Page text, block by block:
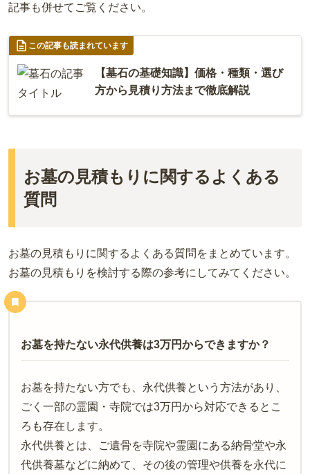
記事も併せてご覧ください。
この記事も読まれています
【墓石の基礎知識】価格・種類・選び
方から見積り方法まで徹底解説
お墓の見積もりに関するよくある
質問
お墓の見積もりに関するよくある質問をまとめています。
お墓の見積もりを検討する際の参考にしてみてください。
お墓を持たない永代供養は3万円からできますか？
お墓を持たない方でも、永代供養という方法があり、
ごく一部の霊園・寺院では3万円から対応できるとこ
ろも存在します。
永代供養とは、ご遺骨を寺院や霊園にある納骨堂や永
代供養墓などに納めて、その後の管理や供養を永代に